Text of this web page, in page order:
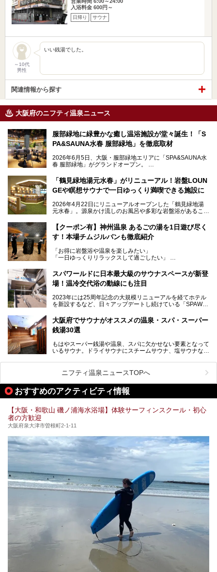
入浴料金 600円～
日帰り サウナ
～10代
男性
いい銭湯でした。
関連情報から探す
大阪府のニフティ温泉ニュース
服部緑地に緑豊かな癒し温浴施設が堂々誕生！「S
PA&SAUNA水春 服部緑地」を徹底取材
2026年6月5日、大阪・服部緑地エリアに「SPA&SAUNA水
春 服部緑地」がグランドオープン。
当初の計画から約5年の時を経て誕生した本施設は、温泉・
サウナ・岩盤浴・フィットネス・ラウンジ・レストランなど
を融合した、これまでの“水春”のイメージをさらに進化させ
今回はオープン前の内覧会に参加し、館内のこだわりポイン
サウナー注目の3種のサウナや160cmの深水風呂、没入感の
高い岩盤浴エリア、日本最大の台数を誇る最新AIフィットネ
スマシンなど、見どころ満載の館内を詳しくご紹介します。
「鶴見緑地湯元水春」がリニューアル！岩盤LOUN
GEや瞑想サウナで一日ゆっくり満喫できる施設に
2026年4月22日にリニューアルオープンした「鶴見緑地湯
元水春」。源泉かけ流しのお風呂や多彩な岩盤浴があること
に“一日中くつろげる場所”としてパワーアップしています。
今回のリニューアルでは、新たに登場した瞑想サウナをはじ
見どころが盛りだくさん。日常の疲れを癒やしたい方はもち
ろん、休日にゆったり過ごしたい方にもぴったりの内容とな
本記事では、そんなリニューアル後の注目ポイントを詳しく
紹介します。これから「鶴見緑地湯元水春」に訪れる方や、
い。
【クーポン有】神州温泉 あるごの湯を1日遊び尽く
す！本場チムジルバンも徹底紹介
「お得に岩盤浴や温泉を楽しみたい」
「一日ゆっくりリラックスして過ごしたい」
利用できる「神州温泉 あるごの湯」です。
あるごの湯は、大阪府豊中市にある日帰り温浴施設で、阪急
チムジルバン（岩盤浴）を中心に、発汗・リラックス・漫画
タイムまで満喫できる長時間滞在型の施設なので、一日中ゆ
る迫力ある熱波パフォーマンスも毎日行われており、“とと
のう”体験をしっかり楽しめるのもポイントです。
ケやボウリングといった遊び場もあり、友人同士やカップル
で“遊び+癒し”の一日を過ごすのにもぴったり。
処にいたるまで魅力をたっぷり堪能してきたので、その全容
スパワールドに日本最大級のサウナスペースが新登
場！温冷交代浴の動線にも注目
2023年には25周年記念の大規模リニューアルを経てホテル
を新設するなど、日々アップデートし続けている「SPAWO
そんなスパワールドが2025年11月15日（土）に、新たな浴
室や日本最大級140人収容の大規模サウナを携えてリニュー
アルオープン！浴室である4F・6Fそれぞれにリニューアル
大規模リニューアルの全容を確認すべく、リニューアルプレ
オープンイベントに行ってきました！今回はそのリニューア
大阪府でサウナがオススメの温泉・スパ・スーパー
銭湯30選
もはやスーパー銭湯や温泉、スパに欠かせない要素となって
いるサウナ。ドライサウナにスチームサウナ、塩サウナな
ペース、ロウリュウなど、心ゆくまで楽しむためのサービス
が充実した施設も多くみられます。
今回はそんなサウナにこだわった、大阪府内のオススメ温
泉・銭湯・スパを30件紹介したいと思います！
ニフティ温泉ニュースTOPへ
おすすめのアクティビティ情報
【大阪・和歌山 磯ノ浦海水浴場】体験サーフィンスクール・初心
者の方歓迎
大阪府泉大津市曽根町2-1-11